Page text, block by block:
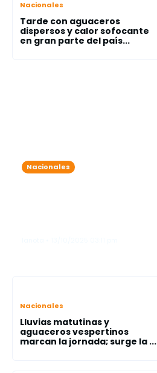
Nacionales
Tarde con aguaceros
dispersos y calor sofocante
en gran parte del país...
Nacionales
Nacionales
Lluvias matutinas y
aguaceros vespertinos
marcan la jornada; surge la ...